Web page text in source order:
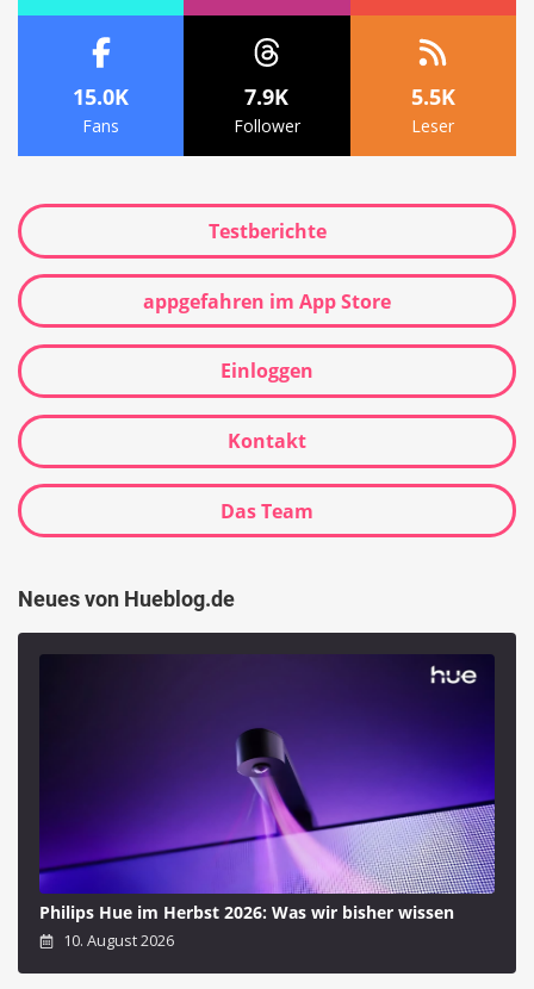
15.0K
Fans
7.9K
Follower
5.5K
Leser
Testberichte
appgefahren im App Store
Einloggen
Kontakt
Das Team
Neues von Hueblog.de
Philips Hue im Herbst 2026: Was wir bisher wissen
10. August 2026